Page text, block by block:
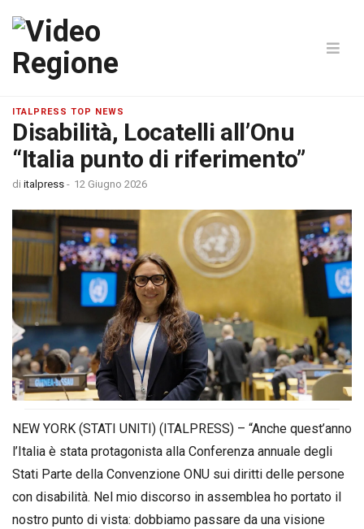
ITALPRESS TOP NEWS
Disabilità, Locatelli all’Onu
“Italia punto di riferimento”
di italpress - 12 Giugno 2026
NEW YORK (STATI UNITI) (ITALPRESS) – “Anche quest’anno
l’Italia è stata protagonista alla Conferenza annuale degli
Stati Parte della Convenzione ONU sui diritti delle persone
con disabilità. Nel mio discorso in assemblea ho portato il
nostro punto di vista: dobbiamo passare da una visione